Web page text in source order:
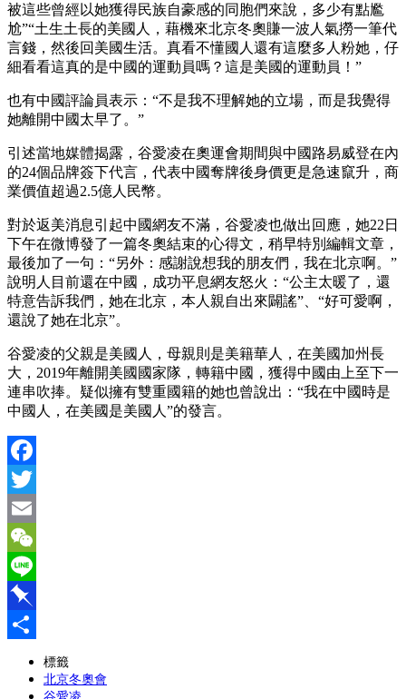
被這些曾經以她獲得民族自豪感的同胞們來說，多少有點尷
尬”“土生土長的美國人，藉機來北京冬奧賺一波人氣撈一筆代
言錢，然後回美國生活。真看不懂國人還有這麼多人粉她，仔
細看看這真的是中國的運動員嗎？這是美國的運動員！”​
也有中國評論員表示：“不是我不理解她的立場，而是我覺得
她離開中國太早了。”
引述當地媒體揭露，谷愛凌在奧運會期間與中國路易威登在內
的24個品牌簽下代言，代表中國奪牌後身價更是急速竄升，商
業價值超過2.5億人民幣。
對於返美消息引起中國網友不滿，谷愛凌也做出回應，她22日
下午在微博發了一篇冬奧結束的心得文，稍早特別編輯文章，
最後加了一句：“另外：感謝說想我的朋友們，我在北京啊。”
說明人目前還在中國，成功平息網友怒火：“公主太暖了，還
特意告訴我們，她在北京，本人親自出來闢謠”、“好可愛啊，
還說了她在北京”。
谷愛凌的父親是美國人，母親則是美籍華人，在美國加州長
大，2019年離開美國國家隊，轉籍中國，獲得中國由上至下一
連串吹捧。疑似擁有雙重國籍的她也曾說出：“我在中國時是
中國人，在美國是美國人”的發言。
Facebook
Twitter
Email
WeChat
Line
Pinboard
標籤
北京冬奧會